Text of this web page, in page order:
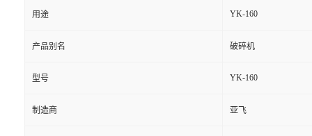
用途 YK-160
产品别名 破碎机
型号 YK-160
制造商 亚飞